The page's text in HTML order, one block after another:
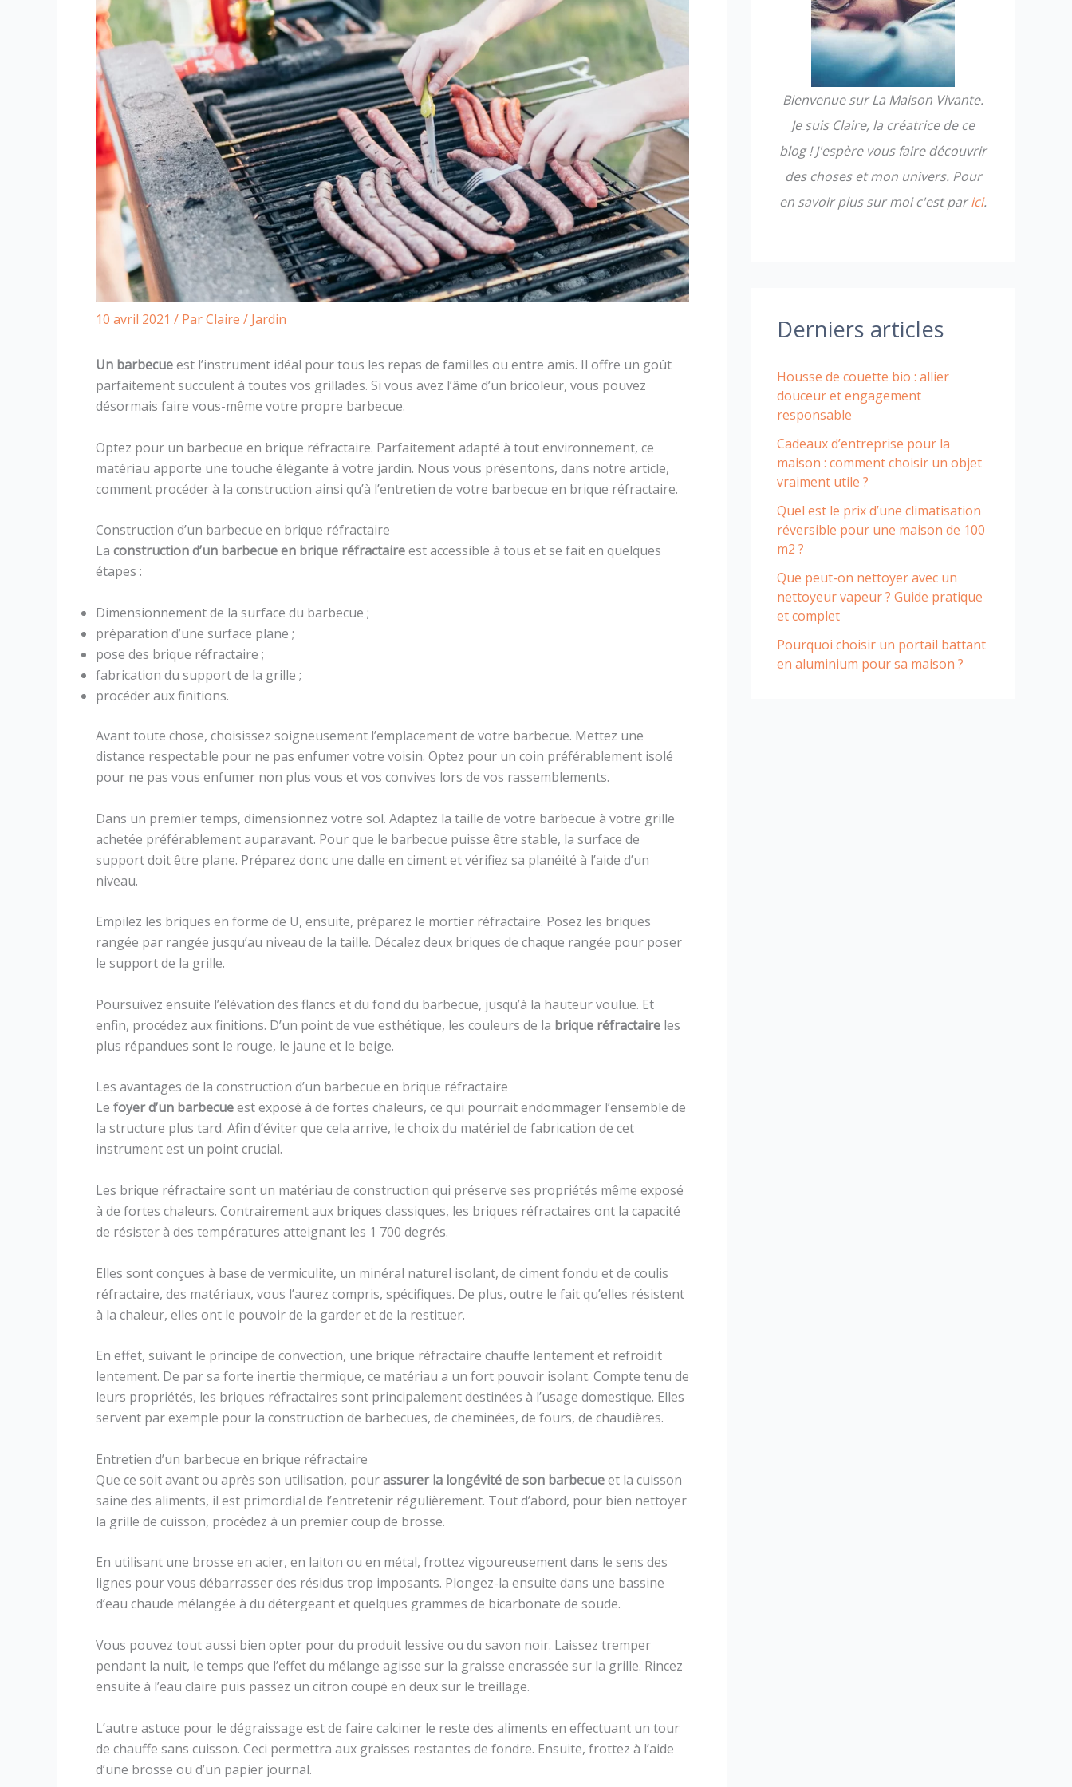
10 avril 2021 / ParClaire / Jardin
Un barbecueest l’instrument idéal pour tous les repas de familles ou entre amis. Il offre un goût
parfaitement succulent à toutes vos grillades. Si vous avez l’âme d’un bricoleur, vous pouvez
désormais faire vous-même votre propre barbecue.
Optez pour un barbecue en brique réfractaire. Parfaitement adapté à tout environnement, ce
matériau apporte une touche élégante à votre jardin. Nous vous présentons, dans notre article,
comment procéder à la construction ainsi qu’à l’entretien de votre barbecue en brique réfractaire.
Construction d’un barbecue en brique réfractaire
La construction d’un barbecueen brique réfractaireest accessible à tous et se fait en quelques
étapes :
Dimensionnement de la surface du barbecue ;
préparation d’une surface plane ;
pose des brique réfractaire ;
fabrication du support de la grille ;
procéder aux finitions.
Avant toute chose, choisissez soigneusement l’emplacement de votre barbecue. Mettez une
distance respectable pour ne pas enfumer votre voisin. Optez pour un coin préférablement isolé
pour ne pas vous enfumer non plus vous et vos convives lors de vos rassemblements.
Dans un premier temps, dimensionnez votre sol. Adaptez la taille de votre barbecue à votre grille
achetée préférablement auparavant. Pour que le barbecue puisse être stable, la surface de
support doit être plane. Préparez donc une dalle en ciment et vérifiez sa planéité à l’aide d’un
niveau.
Empilez les briques en forme de U, ensuite, préparez le mortier réfractaire. Posez les briques
rangée par rangée jusqu’au niveau de la taille. Décalez deux briques de chaque rangée pour poser
le support de la grille.
Poursuivez ensuite l’élévation des flancs et du fond du barbecue, jusqu’à la hauteur voulue. Et
enfin, procédez aux finitions. D’un point de vue esthétique, les couleurs de la brique réfractaire les
plus répandues sont le rouge, le jaune et le beige.
Les avantages de la construction d’un barbecue en brique réfractaire
Le foyer d’un barbecueest exposé à de fortes chaleurs, ce qui pourrait endommager l’ensemble de
la structure plus tard. Afin d’éviter que cela arrive, le choix du matériel de fabrication de cet
instrument est un point crucial.
Les brique réfractaire sont un matériau de construction qui préserve ses propriétés même exposé
à de fortes chaleurs. Contrairement aux briques classiques, les briques réfractaires ont la capacité
de résister à des températures atteignant les 1 700 degrés.
Elles sont conçues à base de vermiculite, un minéral naturel isolant, de ciment fondu et de coulis
réfractaire, des matériaux, vous l’aurez compris, spécifiques. De plus, outre le fait qu’elles résistent
à la chaleur, elles ont le pouvoir de la garder et de la restituer.
En effet, suivant le principe de convection, une brique réfractaire chauffe lentement et refroidit
lentement. De par sa forte inertie thermique, ce matériau a un fort pouvoir isolant. Compte tenu de
leurs propriétés, les briques réfractaires sont principalement destinées à l’usage domestique. Elles
servent par exemple pour la construction de barbecues, de cheminées, de fours, de chaudières.
Entretien d’un barbecue en brique réfractaire
Que ce soit avant ou après son utilisation, pourassurer la longévité de son barbecueet la cuisson
saine des aliments, il est primordial de l’entretenir régulièrement. Tout d’abord, pour bien nettoyer
la grille de cuisson, procédez à un premier coup de brosse.
En utilisant une brosse en acier, en laiton ou en métal, frottez vigoureusement dans le sens des
lignes pour vous débarrasser des résidus trop imposants. Plongez-la ensuite dans une bassine
d’eau chaude mélangée à du détergeant et quelques grammes de bicarbonate de soude.
Vous pouvez tout aussi bien opter pour du produit lessive ou du savon noir. Laissez tremper
pendant la nuit, le temps que l’effet du mélange agisse sur la graisse encrassée sur la grille. Rincez
ensuite à l’eau claire puis passez un citron coupé en deux sur le treillage.
L’autre astuce pour le dégraissage est de faire calciner le reste des aliments en effectuant un tour
de chauffe sans cuisson. Ceci permettra aux graisses restantes de fondre. Ensuite, frottez à l’aide
d’une brosse ou d’un papier journal.
Bienvenue sur La Maison Vivante.
Je suis Claire, la créatrice de ce
blog ! J'espère vous faire découvrir
des choses et mon univers. Pour
en savoir plus sur moi c'est parici.
Derniers articles
Housse de couette bio : allier
douceur et engagement
responsable
Cadeaux d’entreprise pour la
maison : comment choisir un objet
vraiment utile ?
Quel est le prix d’une climatisation
réversible pour une maison de 100
m2 ?
Que peut-on nettoyer avec un
nettoyeur vapeur ? Guide pratique
et complet
Pourquoi choisir un portail battant
en aluminium pour sa maison ?